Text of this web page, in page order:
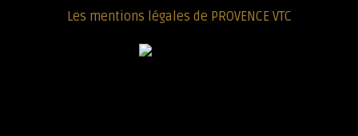
Les mentions légales de PROVENCE VTC